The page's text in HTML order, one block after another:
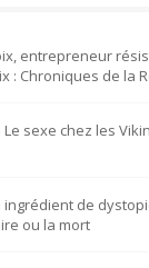
entrepreneur
: Chroniques de la
Le sexe chez les
de
ou la mort